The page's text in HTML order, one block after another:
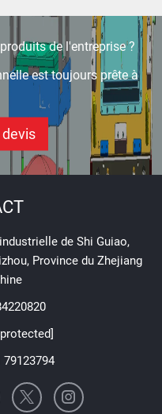
de l'entreprise ?
est toujours prête à
devis
de Shi Guiao,
Province du Zhejiang
79123794